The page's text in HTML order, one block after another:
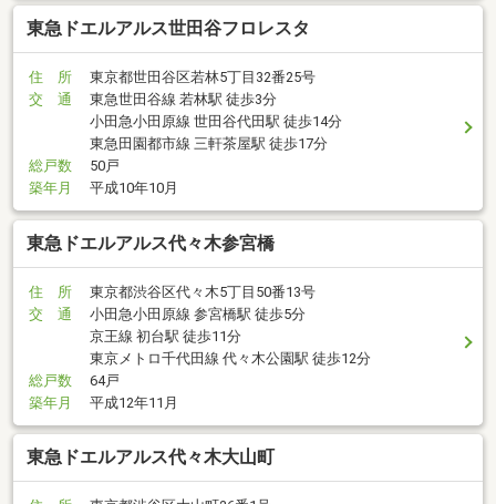
東急ドエルアルス世田谷フロレスタ
住 所
東京都世田谷区若林5丁目32番25号
交 通
東急世田谷線 若林駅 徒歩3分
小田急小田原線 世田谷代田駅 徒歩14分
東急田園都市線 三軒茶屋駅 徒歩17分
総戸数
50戸
築年月
平成10年10月
東急ドエルアルス代々木参宮橋
住 所
東京都渋谷区代々木5丁目50番13号
交 通
小田急小田原線 参宮橋駅 徒歩5分
京王線 初台駅 徒歩11分
東京メトロ千代田線 代々木公園駅 徒歩12分
総戸数
64戸
築年月
平成12年11月
東急ドエルアルス代々木大山町